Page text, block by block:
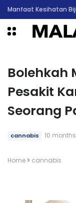
Bolehkah
Pesakit
Seorang
cannabis 10
Home cannabis